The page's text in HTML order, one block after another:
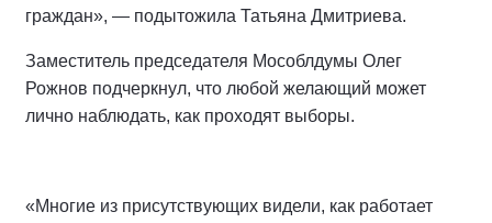
граждан», — подытожила Татьяна Дмитриева.
Заместитель председателя Мособлдумы Олег
Рожнов подчеркнул, что любой желающий может
лично наблюдать, как проходят выборы.
«Многие из присутствующих видели, как работает